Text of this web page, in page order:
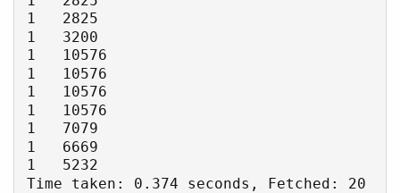
1   2825
1   3200
1   10576
1   10576
1   10576
1   10576
1   7079
1   6669
1   5232
Time taken: 0.374 seconds, Fetched: 20